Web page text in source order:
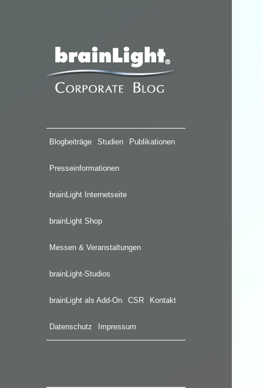
Blogbeiträge Studien Publikationen
Presseinformationen
brainLight Internetseite
brainLight Shop
Messen & Veranstaltungen
brainLight-Studios
brainLight als Add-On CSR Kontakt
Datenschutz Impressum